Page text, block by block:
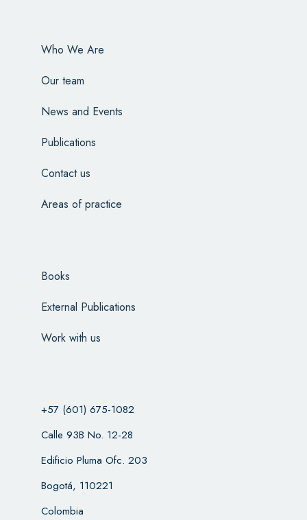
Who We Are
Our team
News and Events
Publications
Contact us
Areas of practice
Books
External Publications
Work with us
+57 (601) 675-1082
Calle 93B No. 12-28
Edificio Pluma Ofc. 203
Bogotá, 110221
Colombia